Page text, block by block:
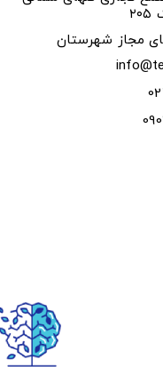
مجاز شهرستان